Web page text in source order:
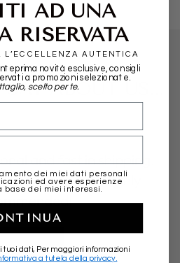
ABOUT US...
and fast in shipping.
experience. Highly
AD UNA
RISERVATA
L’ECCELLENZA AUTENTICA
novità esclusive, consigli
a promozioni selezionate.
scelto per te.
dei miei dati personali
ed avere esperienze
base dei miei interessi.
dati, Per maggiori informazioni
a tutela della privacy.